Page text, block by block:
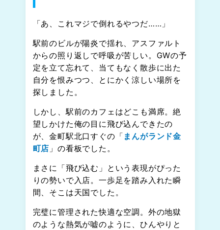
「あ、これマジで倒れるやつだ……」
駅前のビルが陽炎で揺れ、アスファルト
からの照り返しで呼吸が苦しい。GWの予
定を立て忘れて、当てもなく散歩に出た
自分を恨みつつ、とにかく涼しい場所を
探しました。
しかし、駅前のカフェはどこも満席。絶
望しかけた俺の目に飛び込んできたの
が、金町駅北口すぐの「 まんがランド金
町店 」の看板でした。
まさに「飛び込む」という表現がぴった
りの勢いで入店。一歩足を踏み入れた瞬
間、そこは天国でした。
完璧に管理された快適な空調。外の地獄
のような熱気が嘘のように、ひんやりと